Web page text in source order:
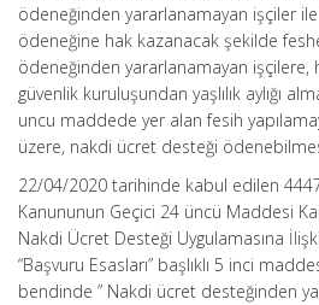
ödeneğinden yararlanamayan işçiler
ödeneğine hak kazanacak şekilde
ödeneğinden yararlanamayan işçilere,
güvenlik kuruluşundan yaşlılık aylığı
uncu maddede yer alan fesih
üzere, nakdi ücret desteği
22/04/2020 tarihinde kabul edilen 4447
Kanununun Geçici 24 üncü Maddesi
Nakdi Ücret Desteği Uygulamasına
“Başvuru Esasları” başlıklı 5 inci
bendinde ” Nakdi ücret desteğinden